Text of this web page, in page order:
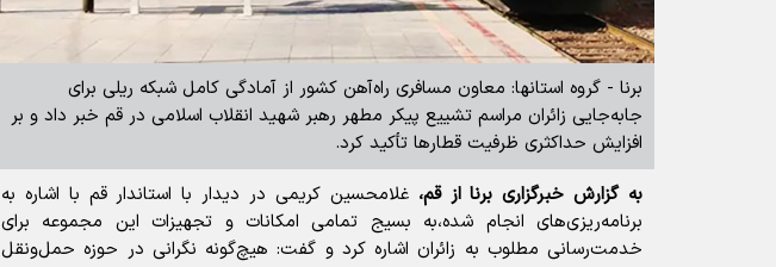
برنا - گروه استانها: معاون مسافری راه‌آهن کشور از آمادگی کامل شبکه ریلی برای
جابه‌جایی زائران مراسم تشییع پیکر مطهر رهبر شهید انقلاب اسلامی در قم خبر داد و بر
افزایش حداکثری ظرفیت قطارها تأکید کرد.
به گزارش خبرگزاری برنا از قم، غلامحسین کریمی در دیدار با استاندار قم با اشاره به
برنامه‌ریزی‌های انجام‌ شده،به بسیج تمامی امکانات و تجهیزات این مجموعه برای
خدمت‌رسانی مطلوب به زائران اشاره کرد و گفت: هیچ‌گونه نگرانی در حوزه حمل‌ونقل